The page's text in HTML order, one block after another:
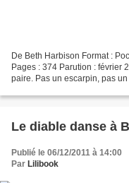
De Beth Harbison Format :
Pages : 374 Parution : février
paire. Pas un escarpin, pas
Le diable danse à
Publié le 06/12/2011 à 14:00
Par Lilibook